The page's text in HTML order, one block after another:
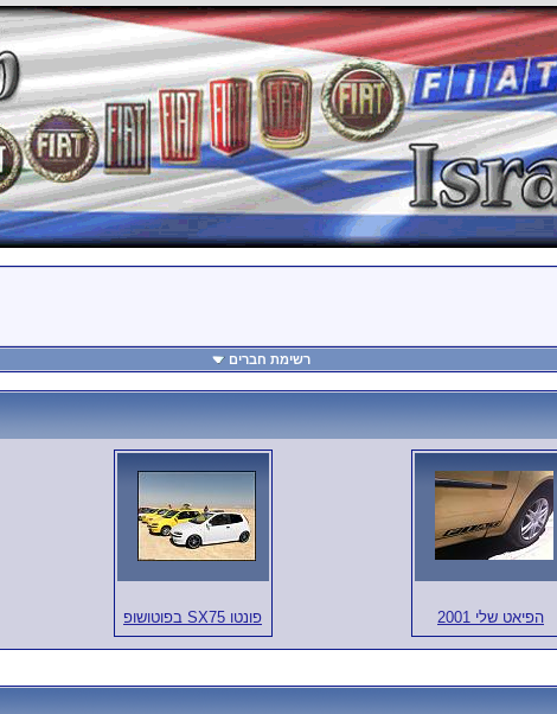
רשימת חברים
הפיאט שלי 2001 פונטו SX75 בפוטושופ